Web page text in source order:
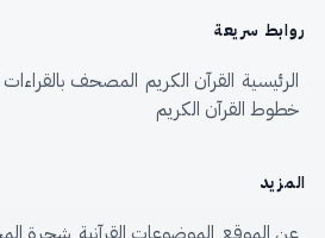
روابط سريعة
الرئيسية القرآن الكريم المصحف بالقراءات
خطوط القرآن الكريم
المزيد